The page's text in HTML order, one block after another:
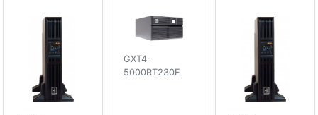
GXT4-
5000RT230E